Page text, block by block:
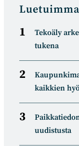
Tekoäly
tukena
kaikkien
uudistusta